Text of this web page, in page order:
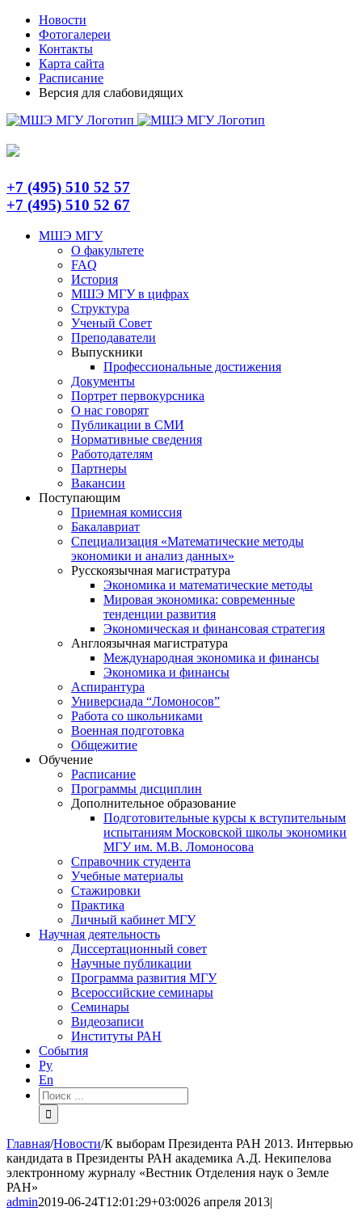
Skip
content
TelegramНовости
Фотогалереи
Контакты
Карта сайта
Расписание
Версия для слабовидящих
+7 (495) 510 52 57
+7 (495) 510 52 67
МШЭ МГУ
О факультете
FAQ
История
МШЭ МГУ в цифрах
Структура
Ученый Совет
Преподаватели
Выпускники
Профессиональные достижения
Документы
Портрет первокурсника
О нас говорят
Публикации в СМИ
Нормативные сведения
Работодателям
Партнеры
Вакансии
Поступающим
Приемная комиссия
Бакалавриат
Специализация «Математические методы
экономики и анализ данных»
Русскоязычная магистратура
Экономика и математические методы
Мировая экономика: современные
тенденции развития
Экономическая и финансовая стратегия
Англоязычная магистратура
Международная экономика и финансы
Экономика и финансы
Аспирантура
Универсиада “Ломоносов”
Работа со школьниками
Военная подготовка
Общежитие
Обучение
Расписание
Программы дисциплин
Дополнительное образование
Подготовительные курсы к вступительным
испытаниям Московской школы экономики
МГУ им. М.В. Ломоносова
Справочник студента
Учебные материалы
Стажировки
Практика
Личный кабинет МГУ
Научная деятельность
Диссертационный совет
Научные публикации
Программа развития МГУ
Всероссийские семинары
Семинары
Видеозаписи
Институты РАН
События
Ру
En
Результат
поиска:
Главная/Новости/К выборам Президента РАН 2013. Интервью
кандидата в Президенты РАН академика А.Д. Некипелова
электронному журналу «Вестник Отделения наук о Земле
РАН»
admin2019-06-24T12:01:29+03:0026 апреля 2013|